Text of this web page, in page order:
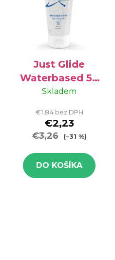
Just Glide
Waterbased 50
ml
Skladem
€1,84 bez DPH
€2,23
€3,26 (–31 %)
DO KOŠÍKA